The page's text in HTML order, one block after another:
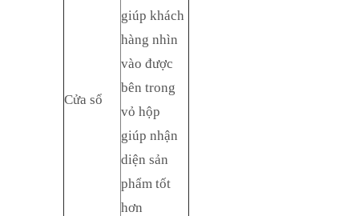
Cửa sổ
giúp khách
hàng nhìn
vào được
bên trong
vỏ hộp
giúp nhận
diện sản
phẩm tốt
hơn